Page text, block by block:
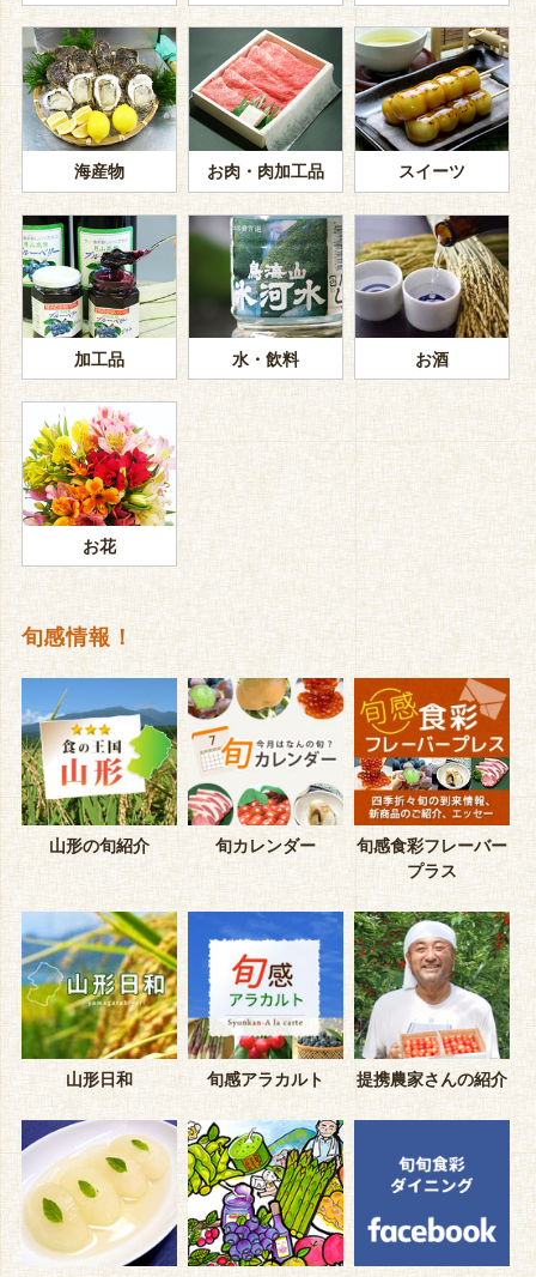
海産物 お肉・肉加工品 スイーツ
加工品 水・飲料 お酒
お花
旬感情報！
山形の旬紹介 旬カレンダー
旬感食彩フレーバー
プラス
山形日和 旬感アラカルト 提携農家さんの紹介